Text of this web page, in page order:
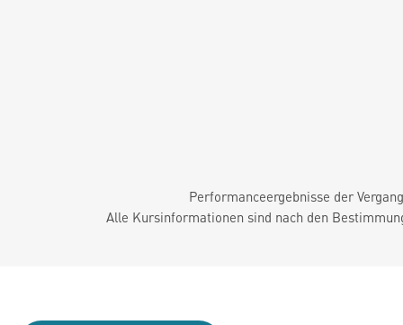
Performanceergebnisse der
Alle Kursinformationen sind nach den